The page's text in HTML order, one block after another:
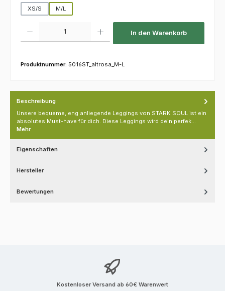
XS/S M/L
In den Warenkorb
Produktnummer: 5016ST_altrosa_M-L
Beschreibung
Unsere bequeme, eng anliegende Leggings von STARK SOUL ist ein
absolutes Must-have für dich. Diese Leggings wird dein perfek…
Mehr
Eigenschaften
Hersteller
Bewertungen
Kostenloser Versand ab 60€ Warenwert